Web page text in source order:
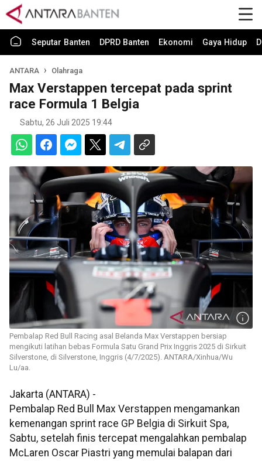
Seputar Banten DPRD Banten Ekonomi Gaya Hidup
ANTARA Olahraga
Max Verstappen tercepat pada sprint
race Formula 1 Belgia
Sabtu, 26 Juli 2025 19:44
Pembalap Red Bull Racing asal Belanda Max Verstappen bersiap
mengikuti latihan bebas Formula Satu Grand Prix Inggris 2025 di Sirkuit
Silverstone, di Silverstone, Inggris (4/7/2025). ANTARA/Xinhua/Wu
Lu/aa.
Jakarta (ANTARA) -
Pembalap Red Bull Max Verstappen mengamankan
kemenangan sprint race GP Belgia di Sirkuit Spa,
Sabtu, setelah finis tercepat mengalahkan pembalap
McLaren Oscar Piastri yang memulai balapan dari